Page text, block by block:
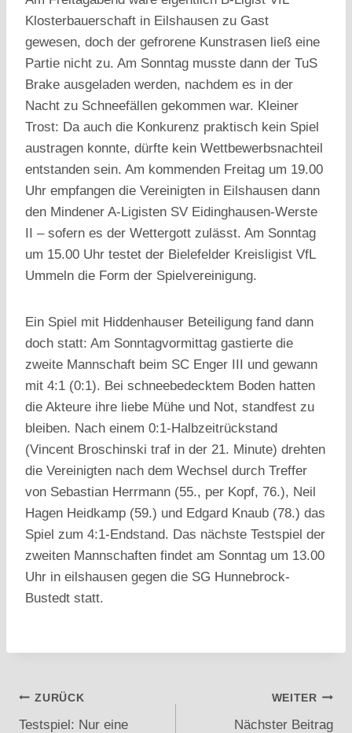
Klosterbauerschaft in Eilshausen zu Gast
gewesen, doch der gefrorene Kunstrasen ließ eine
Partie nicht zu. Am Sonntag musste dann der TuS
Brake ausgeladen werden, nachdem es in der
Nacht zu Schneefällen gekommen war. Kleiner
Trost: Da auch die Konkurenz praktisch kein Spiel
austragen konnte, dürfte kein Wettbewerbsnachteil
entstanden sein. Am kommenden Freitag um 19.00
Uhr empfangen die Vereinigten in Eilshausen dann
den Mindener A-Ligisten SV Eidinghausen-Werste
II – sofern es der Wettergott zulässt. Am Sonntag
um 15.00 Uhr testet der Bielefelder Kreisligist VfL
Ummeln die Form der Spielvereinigung.
Ein Spiel mit Hiddenhauser Beteiligung fand dann
doch statt: Am Sonntagvormittag gastierte die
zweite Mannschaft beim SC Enger III und gewann
mit 4:1 (0:1). Bei schneebedecktem Boden hatten
die Akteure ihre liebe Mühe und Not, standfest zu
bleiben. Nach einem 0:1-Halbzeitrückstand
(Vincent Broschinski traf in der 21. Minute) drehten
die Vereinigten nach dem Wechsel durch Treffer
von Sebastian Herrmann (55., per Kopf, 76.), Neil
Hagen Heidkamp (59.) und Edgard Knaub (78.) das
Spiel zum 4:1-Endstand. Das nächste Testspiel der
zweiten Mannschaften findet am Sonntag um 13.00
Uhr in eilshausen gegen die SG Hunnebrock-
Bustedt statt.
Beitragsnavigation
ZURÜCK
Testspiel: Nur eine
WEITER
Nächster Beitrag